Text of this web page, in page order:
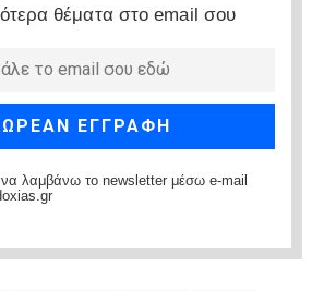
θέματα στο email σου
να λαμβάνω το newsletter μέσω e-mail